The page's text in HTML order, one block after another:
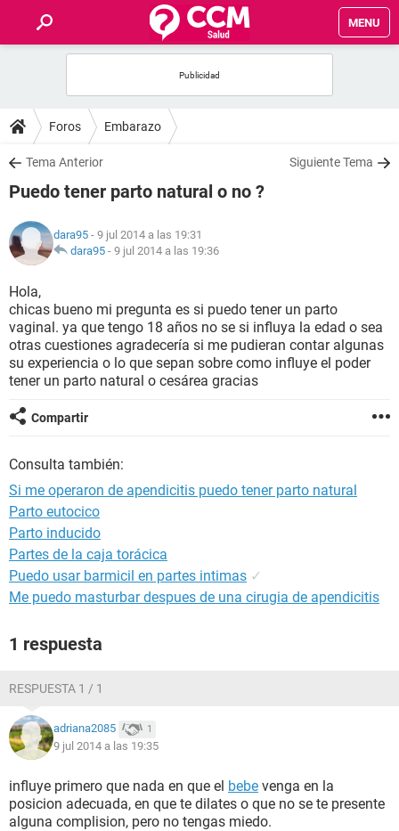
MENU
FOROS
SALUD
NUTRICIÓN
BIENESTAR
SEXUALIDAD
GLOSARIO
Foros Embarazo
Tema Anterior Siguiente Tema
Puedo tener parto natural o no ?
dara95 - 9 jul 2014 a las 19:31
dara95 - 9 jul 2014 a las 19:36
Hola,
chicas bueno mi pregunta es si puedo tener un parto
vaginal. ya que tengo 18 años no se si influya la edad o sea
otras cuestiones agradecería si me pudieran contar algunas
su experiencia o lo que sepan sobre como influye el poder
tener un parto natural o cesárea gracias
Compartir
Consulta también:
Si me operaron de apendicitis puedo tener parto natural
Parto eutocico
Parto inducido
Partes de la caja torácica
Puedo usar barmicil en partes intimas ✓
Me puedo masturbar despues de una cirugia de apendicitis
1 respuesta
RESPUESTA 1 / 1
adriana2085 1
9 jul 2014 a las 19:35
influye primero que nada en que el bebe venga en la
posicion adecuada, en que te dilates o que no se te presente
alguna complision, pero no tengas miedo.